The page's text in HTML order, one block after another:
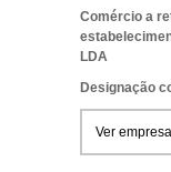
Comércio a
LDA
Designação
Ver empresa